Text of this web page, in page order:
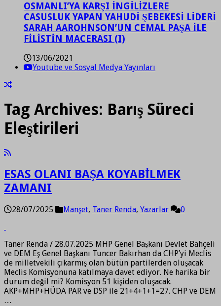
OSMANLI’YA KARŞI İNGİLİZLERE
CASUSLUK YAPAN YAHUDİ ŞEBEKESİ LİDERİ
SARAH AAROHNSON’UN CEMAL PAŞA İLE
FİLİSTİN MACERASI (I)
13/06/2021
Youtube ve Sosyal Medya Yayınları
Tag Archives: Barış Süreci
Eleştirileri
ESAS OLANI BAŞA KOYABİLMEK
ZAMANI
28/07/2025 Manşet, Taner Renda, Yazarlar 0
Taner Renda / 28.07.2025 MHP Genel Başkanı Devlet Bahçeli
ve DEM Eş Genel Başkanı Tuncer Bakırhan da CHP’yi Meclis
de milletvekili çıkarmış olan bütün partilerden oluşacak
Meclis Komisyonuna katılmaya davet ediyor. Ne harika bir
durum değil mi? Komisyon 51 kişiden oluşacak.
AKP+MHP+HÜDA PAR ve DSP ile 21+4+1+1=27. CHP ve DEM
…